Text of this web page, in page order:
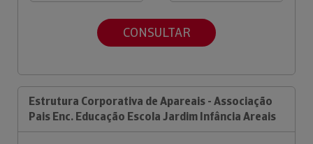
CONSULTAR
Estrutura Corporativa de Apareais - Associação
Pais Enc. Educação Escola Jardim Infância Areais